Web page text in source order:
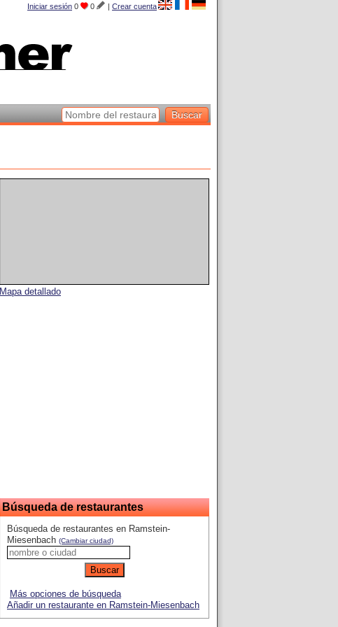
Iniciar sesión 0 0 | Crear cuenta
Mapa detallado
Búsqueda de restaurantes
Búsqueda de restaurantes en Ramstein-
Miesenbach (Cambiar ciudad)
Más opciones de búsqueda
Añadir un restaurante en Ramstein-Miesenbach